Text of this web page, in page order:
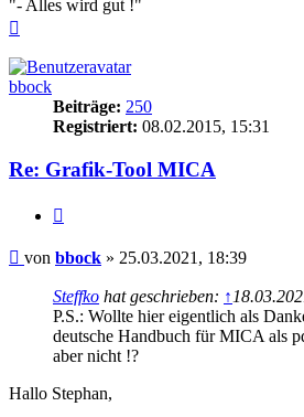
"- Alles wird gut !"
bbock
Beiträge: 250
Registriert: 08.02.2015, 15:31
Re: Grafik-Tool MICA
Beitrag
von bbock » 25.03.2021, 18:39
Steffko hat geschrieben: ↑
P.S.: Wollte hier eigentlich als
deutsche Handbuch für MICA als
aber nicht !?
Hallo Stephan,